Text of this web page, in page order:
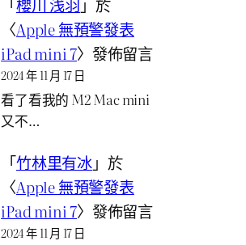
〈Apple 無預警發表
iPad mini 7〉發佈留言
2024 年 11 月 17 日
看了看我的 M2 Mac mini
又不…
「竹林里有冰」於
〈Apple 無預警發表
iPad mini 7〉發佈留言
2024 年 11 月 17 日